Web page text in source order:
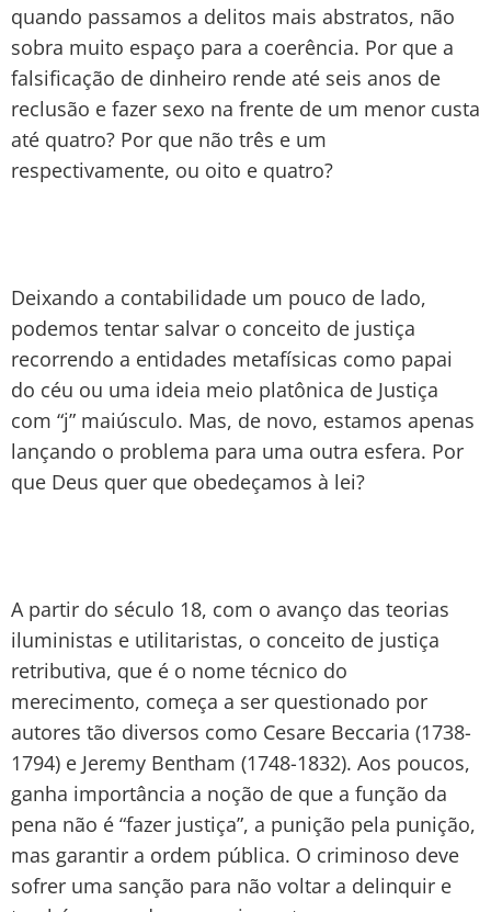
quando passamos a delitos mais abstratos, não
sobra muito espaço para a coerência. Por que a
falsificação de dinheiro rende até seis anos de
reclusão e fazer sexo na frente de um menor custa
até quatro? Por que não três e um
respectivamente, ou oito e quatro?
Deixando a contabilidade um pouco de lado,
podemos tentar salvar o conceito de justiça
recorrendo a entidades metafísicas como papai
do céu ou uma ideia meio platônica de Justiça
com “j” maiúsculo. Mas, de novo, estamos apenas
lançando o problema para uma outra esfera. Por
que Deus quer que obedeçamos à lei?
A partir do século 18, com o avanço das teorias
iluministas e utilitaristas, o conceito de justiça
retributiva, que é o nome técnico do
merecimento, começa a ser questionado por
autores tão diversos como Cesare Beccaria (1738-
1794) e Jeremy Bentham (1748-1832). Aos poucos,
ganha importância a noção de que a função da
pena não é “fazer justiça”, a punição pela punição,
mas garantir a ordem pública. O criminoso deve
sofrer uma sanção para não voltar a delinquir e